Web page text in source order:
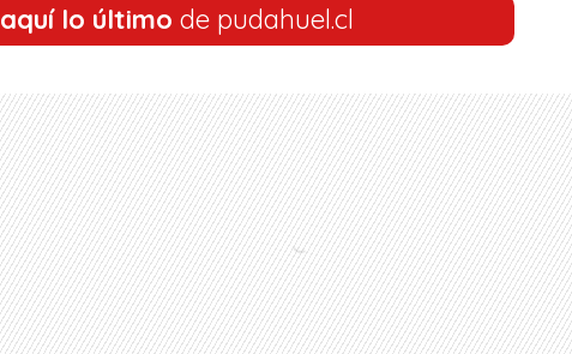
aquí lo último de pudahuel.cl